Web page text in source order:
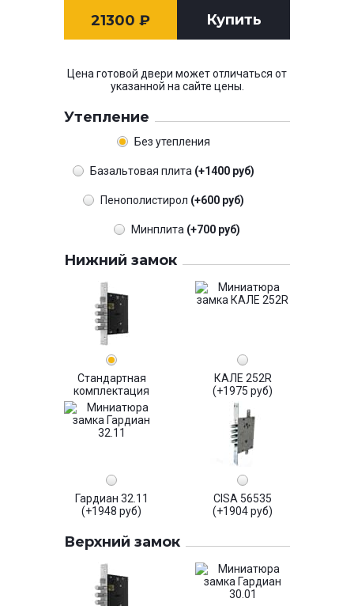
21300 ₽ Купить
Цена готовой двери может отличаться от
указанной на сайте цены.
Утепление
Без утепления
Базальтовая плита (+1400 руб)
Пенополистирол (+600 руб)
Минплита (+700 руб)
Нижний замок
Стандартная
комплектация
КАЛЕ 252R
(+1975 руб)
Гардиан 32.11
(+1948 руб)
CISA 56535
(+1904 руб)
Верхний замок